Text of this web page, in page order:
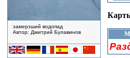
замерзший водопад
Автор: Дмитрий Булавинов